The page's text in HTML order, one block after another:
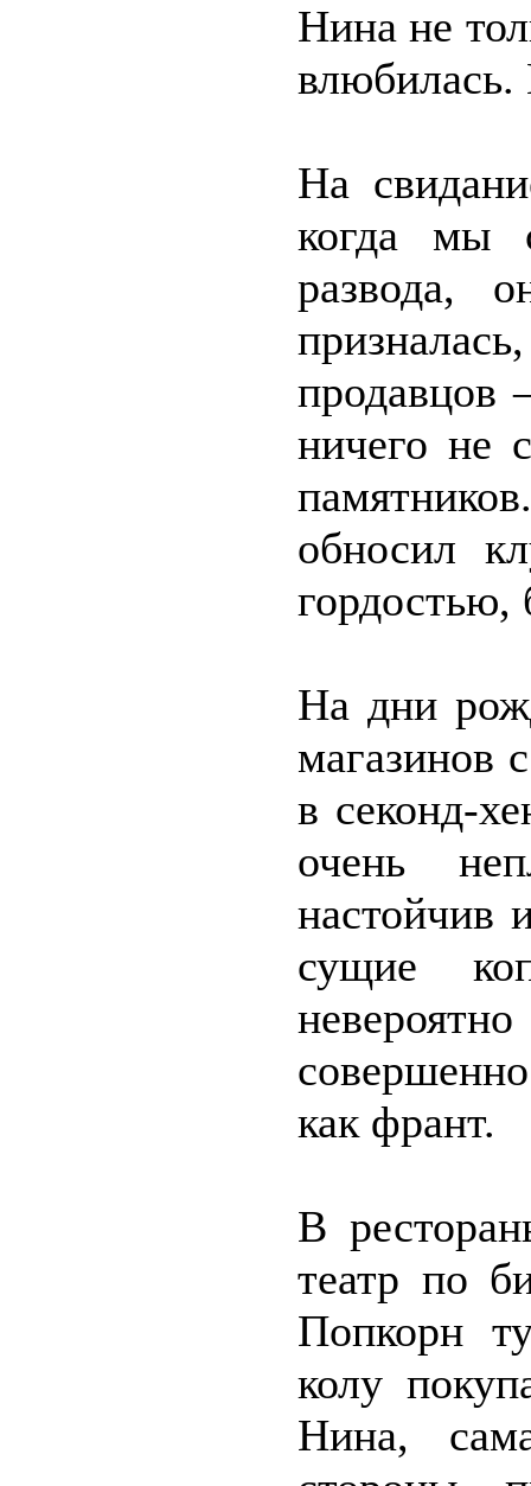
Нина не
влюбилась.
На
когда мы
развода,
продавцов
ничего не
обносил
гордостью,
На дни
магазинов
в секонд-
очень
настойчив
сущие
как франт.
В
театр по
Попкорн
колу
Нина,